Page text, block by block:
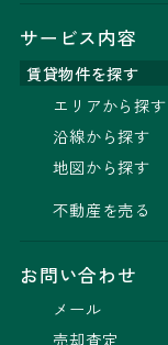
サービス内容
賃貸物件を探す
エリアから探す
沿線から探す
地図から探す
不動産を売る
お問い合わせ
メール
売却査定